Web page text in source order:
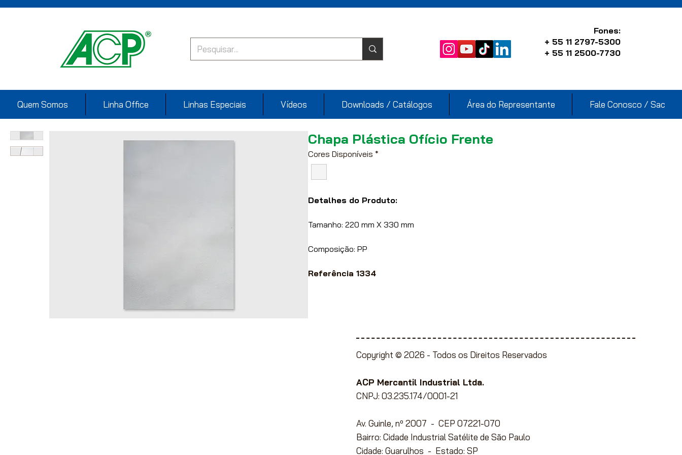
Fones:
+ 55 11 2797-5300
+ 55 11 2500-7730
Quem Somos Linha Office Linhas Especiais Vídeos Downloads / Catálogos Área do Representante Fale Conosco / Sac
Chapa Plástica Ofício Frente
Cores Disponíveis *
Detalhes do Produto:
Tamanho: 220 mm X 330 mm
Composição: PP
Referência 1334
Copyright © 2026 - Todos os Direitos Reservados
ACP Mercantil Industrial Ltda.
CNPJ: 03.235.174/0001-21
Av. Guinle, nº 2007 - CEP 07221-070
Bairro: Cidade Industrial Satélite de São Paulo
Cidade: Guarulhos - Estado: SP